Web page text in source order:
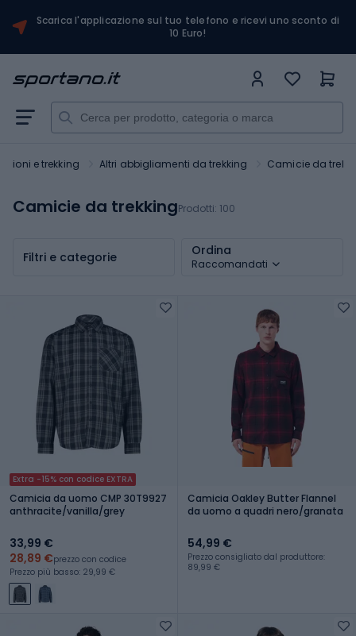
Scarica l'applicazione sul tuo telefono e ricevi uno sconto di
10 Euro!
e trekking Altri abbigliamenti da trekking Camicie da
Camicie da trekkingProdotti: 100
Filtri e categorie Ordina
Raccomandati
Extra -15% con codice EXTRA
Camicia da uomo CMP 30T9927
anthracite/vanilla/grey
33,99 €
28,89 €prezzo con codice
Prezzo più basso: 29,99 €
Camicia Oakley Butter Flannel
da uomo a quadri nero/granata
54,99 €
Prezzo consigliato dal produttore:
89,99 €